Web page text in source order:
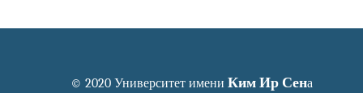
© 2020 Университет имени Ким Ир Сена